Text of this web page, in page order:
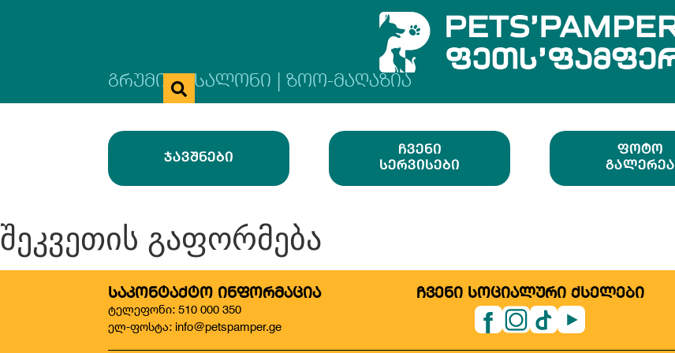
ᲒᲠᲣᲛᲘᲜᲒ ᲡᲐᲚᲝᲜᲘ | ᲖᲝᲝ-ᲛᲐᲦᲐᲖᲘᲐ
ᲯᲐᲕᲨᲜᲔᲑᲘ
ᲩᲕᲔᲜᲘ
ᲡᲔᲠᲕᲘᲡᲔᲑᲘ
ᲤᲝᲢᲝ
ᲒᲐᲚᲔᲠᲔᲐ
შეკვეთის გაფორმება
ᲡᲐᲙᲝᲜᲢᲐᲥᲢᲝ ᲘᲜᲤᲝᲠᲛᲐᲪᲘᲐ
ტელეფონი: 510 000 350
ელ-ფოსტა: info@petspamper.ge
ᲩᲕᲔᲜᲘ ᲡᲝᲪᲘᲐᲚᲣᲠᲘ ᲥᲡᲔᲚᲔᲑᲘ